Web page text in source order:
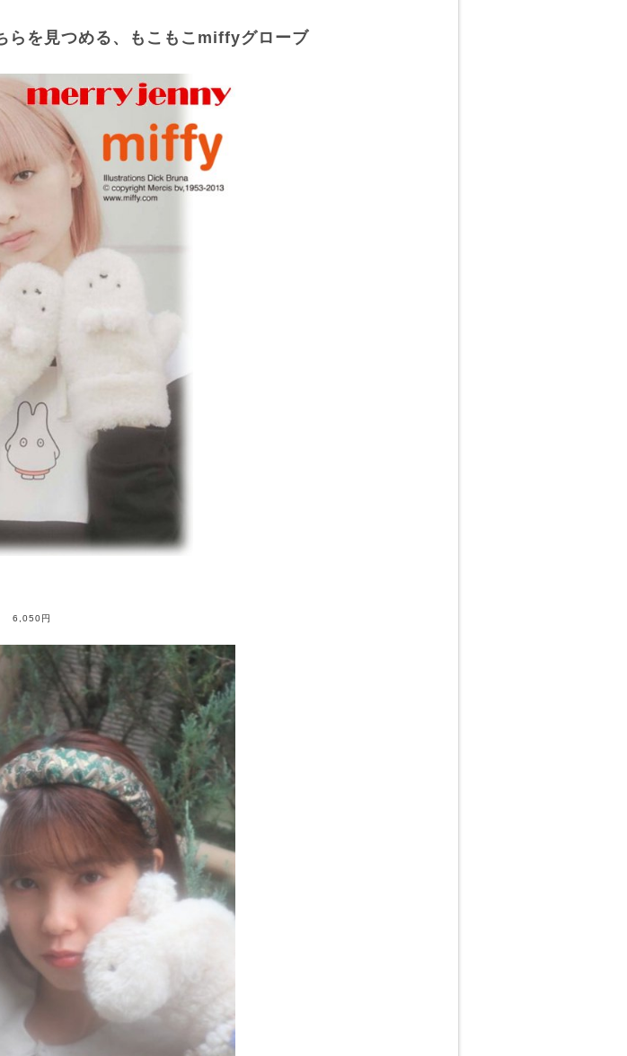
らを見つめる、もこもこmiffyグローブ
6,050円